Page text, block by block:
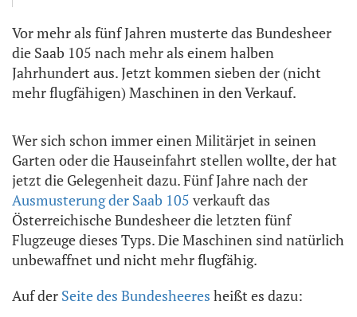
Vor mehr als fünf Jahren musterte das Bundesheer
die Saab 105 nach mehr als einem halben
Jahrhundert aus. Jetzt kommen sieben der (nicht
mehr flugfähigen) Maschinen in den Verkauf.
Wer sich schon immer einen Militärjet in seinen
Garten oder die Hauseinfahrt stellen wollte, der hat
jetzt die Gelegenheit dazu. Fünf Jahre nach der
Ausmusterung der Saab 105 verkauft das
Österreichische Bundesheer die letzten fünf
Flugzeuge dieses Typs. Die Maschinen sind natürlich
unbewaffnet und nicht mehr flugfähig.
Auf der Seite des Bundesheeres heißt es dazu: